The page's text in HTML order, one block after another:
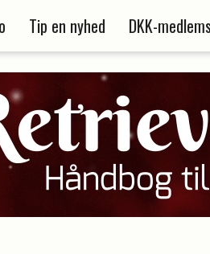
Tip en nyhed DKK-